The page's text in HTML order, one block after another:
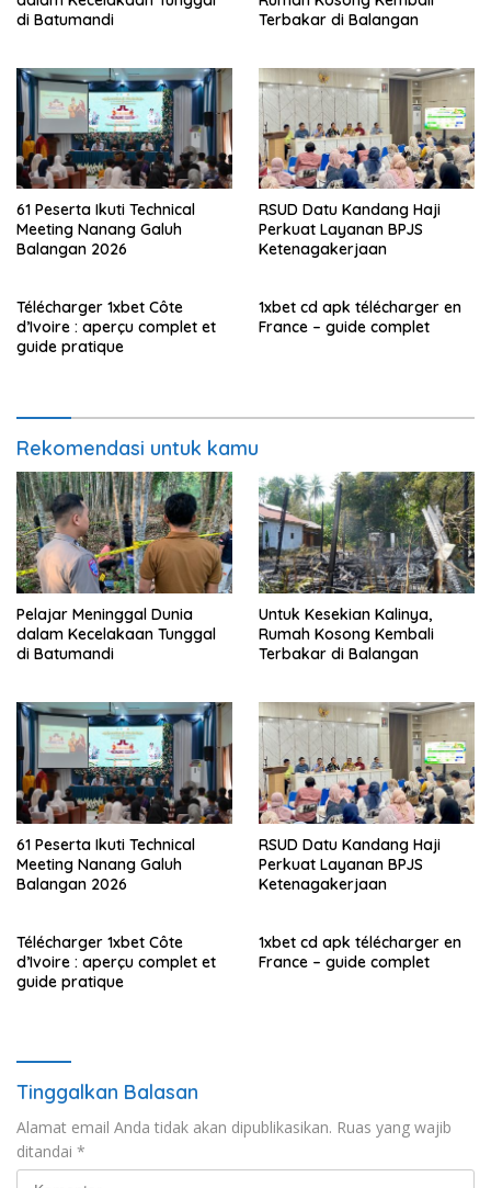
di Batumandi
Terbakar di Balangan
61 Peserta Ikuti Technical
Meeting Nanang Galuh
Balangan 2026
RSUD Datu Kandang Haji
Perkuat Layanan BPJS
Ketenagakerjaan
Télécharger 1xbet Côte
d’Ivoire : aperçu complet et
guide pratique
1xbet cd apk télécharger en
France – guide complet
Rekomendasi untuk kamu
Pelajar Meninggal Dunia
dalam Kecelakaan Tunggal
di Batumandi
Untuk Kesekian Kalinya,
Rumah Kosong Kembali
Terbakar di Balangan
61 Peserta Ikuti Technical
Meeting Nanang Galuh
Balangan 2026
RSUD Datu Kandang Haji
Perkuat Layanan BPJS
Ketenagakerjaan
Télécharger 1xbet Côte
d’Ivoire : aperçu complet et
guide pratique
1xbet cd apk télécharger en
France – guide complet
Tinggalkan Balasan
Alamat email Anda tidak akan dipublikasikan. Ruas yang wajib
ditandai *